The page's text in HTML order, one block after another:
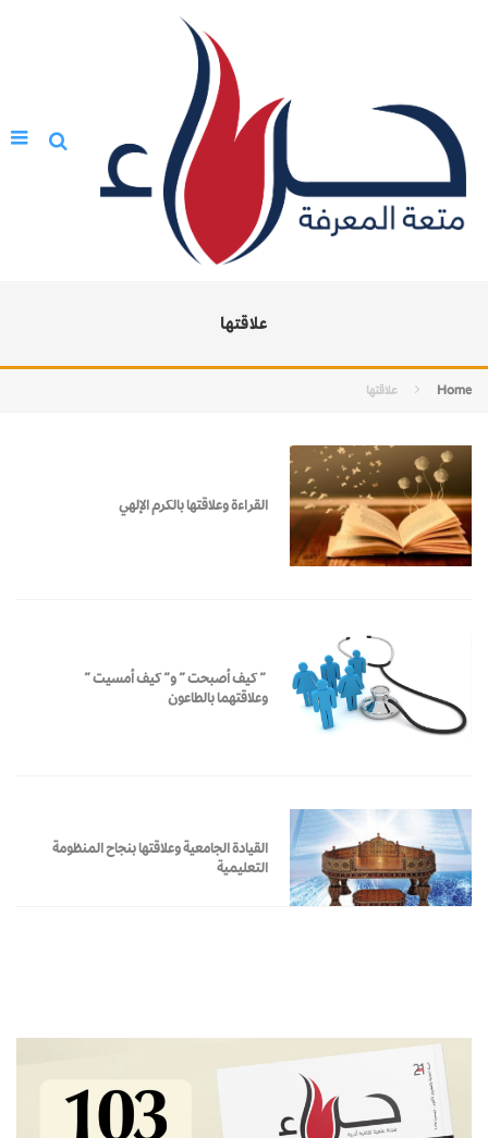
علاقتها
Home علاقتها
القراءة وعلاقتها بالكرم الإلهي
” كيف أصبحت ” و” كيف أمسيت ”
وعلاقتهما بالطاعون
القيادة الجامعية وعلاقتها بنجاح المنظومة
التعليمية